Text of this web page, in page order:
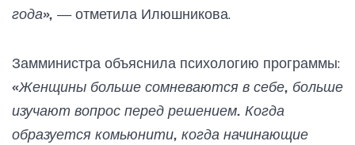
года», — отметила Илюшникова.
Замминистра объяснила психологию программы:
«Женщины больше сомневаются в себе, больше
изучают вопрос перед решением. Когда
образуется комьюнити, когда начинающие